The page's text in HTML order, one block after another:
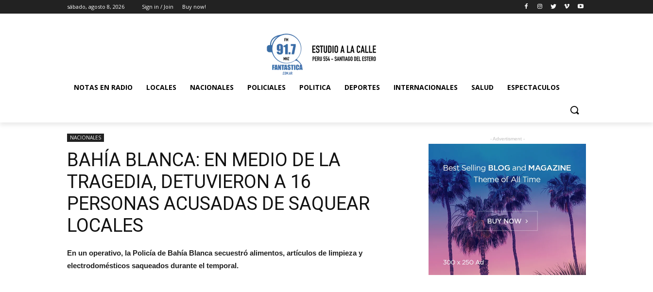
sábado, agosto 8, 2026 Sign in / Join Buy now!
NOTAS EN RADIO LOCALES NACIONALES POLICIALES POLITICA DEPORTES INTERNACIONALES SALUD ESPECTACULOS
NACIONALES
BAHÍA BLANCA: EN MEDIO DE LA
TRAGEDIA, DETUVIERON A 16
PERSONAS ACUSADAS DE SAQUEAR
LOCALES
En un operativo, la Policía de Bahía Blanca secuestró alimentos, artículos de limpieza y
electrodomésticos saqueados durante el temporal.
- Advertisment -